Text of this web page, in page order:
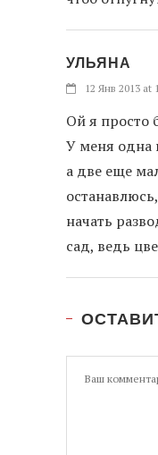
УЛЬЯНА
12 Янв 2013 at
Ой я просто
У меня одна
а две еще
начать
сад, ведь